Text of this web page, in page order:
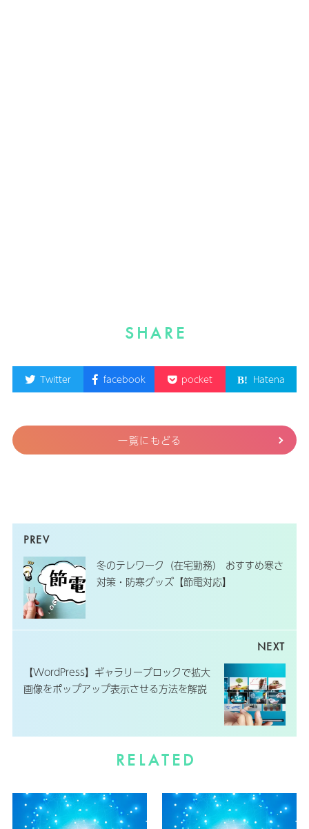
SHARE
Twitter facebook pocket Hatena
一覧にもどる
冬のテレワーク（在宅勤務） おすすめ寒さ
対策・防寒グッズ【節電対応】
【WordPress】ギャラリーブロックで拡大
画像をポップアップ表示させる方法を解説
RELATED